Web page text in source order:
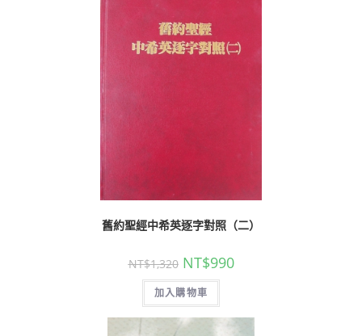
舊約聖經中希英逐字對照（二）
NT$1,320 NT$990
加入購物車